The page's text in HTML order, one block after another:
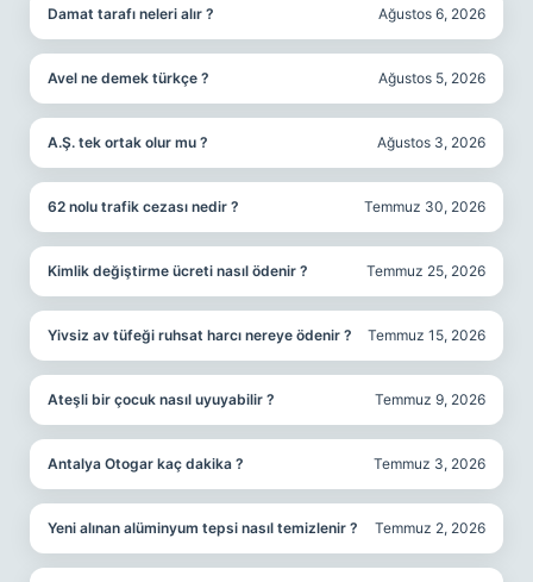
Damat tarafı neleri alır ? Ağustos 6, 2026
Avel ne demek türkçe ? Ağustos 5, 2026
A.Ş. tek ortak olur mu ? Ağustos 3, 2026
62 nolu trafik cezası nedir ? Temmuz 30, 2026
Kimlik değiştirme ücreti nasıl ödenir ? Temmuz 25, 2026
Yivsiz av tüfeği ruhsat harcı nereye ödenir ? Temmuz 15, 2026
Ateşli bir çocuk nasıl uyuyabilir ? Temmuz 9, 2026
Antalya Otogar kaç dakika ? Temmuz 3, 2026
Yeni alınan alüminyum tepsi nasıl temizlenir ? Temmuz 2, 2026